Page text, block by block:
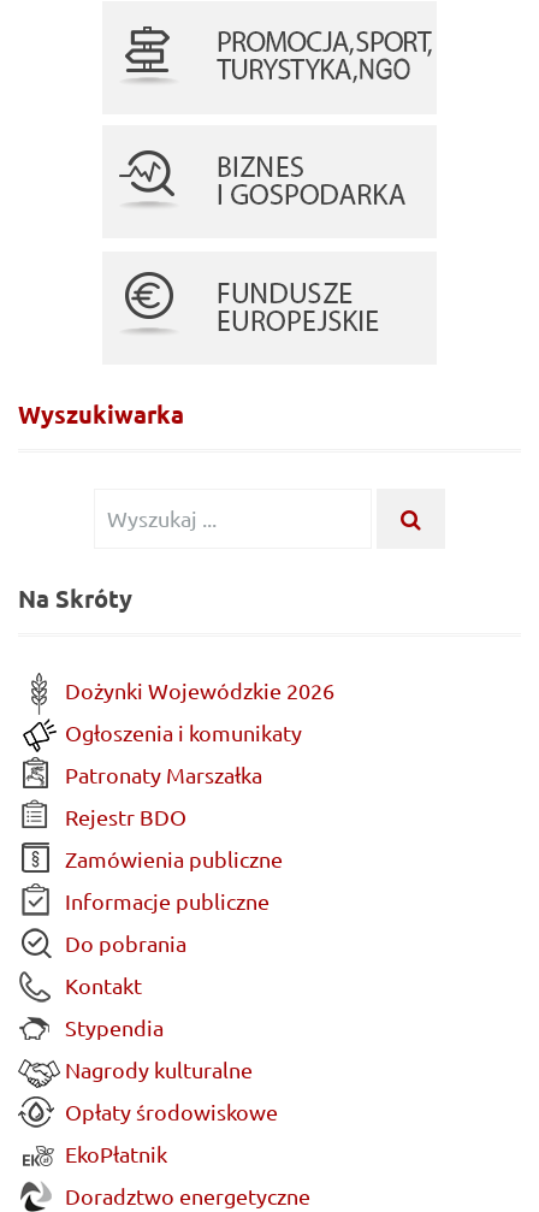
Wyszukiwarka
Wyszukiwanie
Na Skróty
Dożynki Wojewódzkie 2026
Ogłoszenia i komunikaty
Patronaty Marszałka
Rejestr BDO
Zamówienia publiczne
Informacje publiczne
Do pobrania
Kontakt
Stypendia
Nagrody kulturalne
Opłaty środowiskowe
EkoPłatnik
Doradztwo energetyczne